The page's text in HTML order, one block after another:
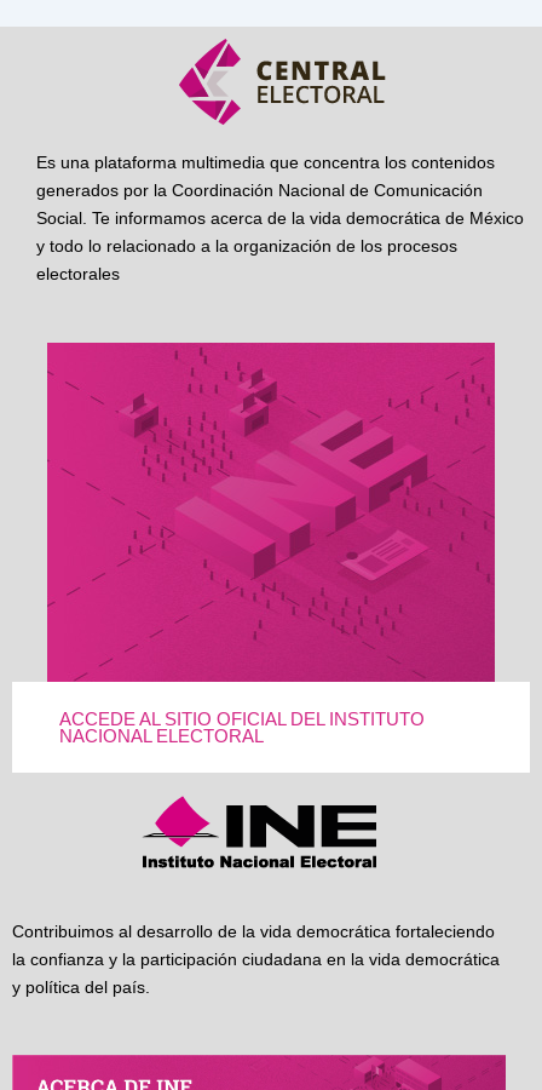
Es una plataforma multimedia que concentra los contenidos
generados por la Coordinación Nacional de Comunicación
Social. Te informamos acerca de la vida democrática de México
y todo lo relacionado a la organización de los procesos
electorales
ACCEDE AL SITIO OFICIAL DEL INSTITUTO
NACIONAL ELECTORAL
Contribuimos al desarrollo de la vida democrática fortaleciendo
la confianza y la participación ciudadana en la vida democrática
y política del país.